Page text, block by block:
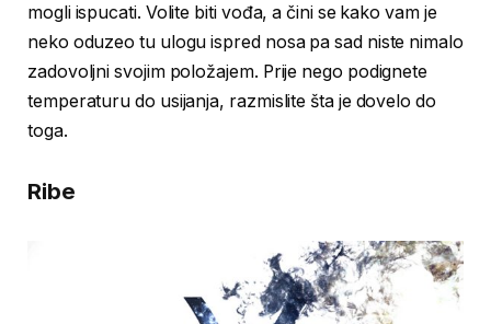
mogli ispucati. Volite biti vođa, a čini se kako vam je
neko oduzeo tu ulogu ispred nosa pa sad niste nimalo
zadovoljni svojim položajem. Prije nego podignete
temperaturu do usijanja, razmislite šta je dovelo do
toga.
Ribe